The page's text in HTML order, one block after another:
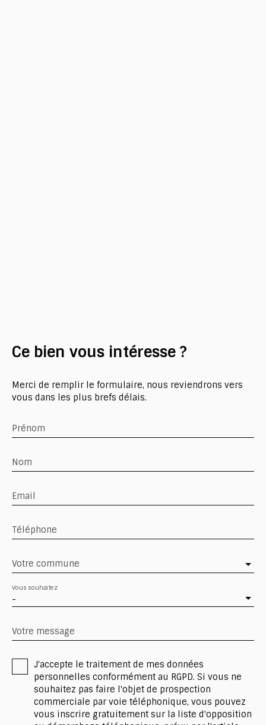
Ce bien vous intéresse ?
Merci de remplir le formulaire, nous reviendrons vers
vous dans les plus brefs délais.
Prénom
Nom
Email
Téléphone
Votre commune
-
Vous souhaitez
Votre message
J'accepte le traitement de mes données
personnelles conformément au RGPD. Si vous ne
souhaitez pas faire l'objet de prospection
commerciale par voie téléphonique, vous pouvez
vous inscrire gratuitement sur la liste d'opposition